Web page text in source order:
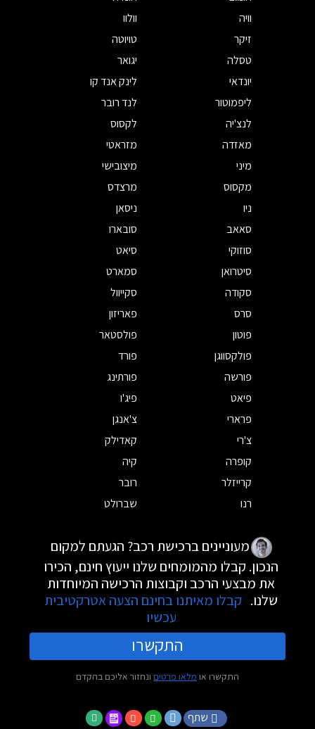
וויה
וולוו
זיקר
טויוטה
טסלה
יגואר
יונדאי
לינק אנד קו
ליפמוטור
לנד רובר
לנצ'יה
לקסוס
מאזדה
מזראטי
מיני
מיצובישי
מקסוס
מרצדס
ניו
ניסאן
סאאב
סובארו
סוזוקי
סיאט
סיטרואן
סמארט
סקודה
סקייוול
סרס
פאריזון
פוטון
פולסטאר
פולקסווגן
פורד
פורשה
פורתינג
פיאט
פיג'ו
פרארי
צ'אנגן
צ'רי
קאדילק
קופרה
קיה
קרייזלר
רובר
רנו
שברולט
מעוניינים ברכישת רכב? הגעתם למקום
הנכון. קבלו מהמומחים שלנו ייעוץ חינם, הכירו
את מבצעי הרכב וקבוצות הרכישה המיוחדות
שלנו. קבלו מאיתנו בחינם הצעה אטרקטיבית
עכשיו
התקשרו
התקשרו או מלאו פרטים ונחזור אליכם בהקדם
שתף